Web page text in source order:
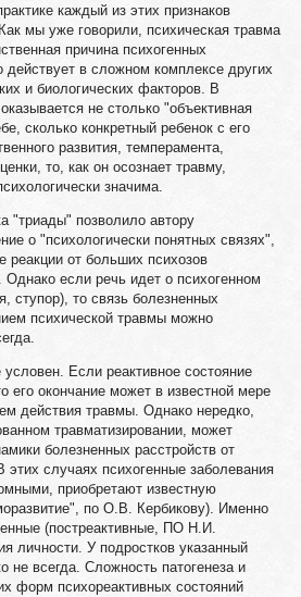
каждый из этих признаков
мы уже говорили, психическая травма
причина психогенных
в сложном комплексе других
и биологических факторов. В
не столько "объективная
сколько конкретный ребенок с его
развития, темперамента,
то, как он осознает травму,
значима.
"триады" позволило автору
о "психологически понятных связях",
реакции от больших психозов
если речь идет о психогенном
ступор), то связь болезненных
психической травмы можно
условен. Если реактивное состояние
его окончание может в известной мере
действия травмы. Однако нередко,
травматизировании, может
болезненных расстройств от
случаях психогенные заболевания
приобретают известную
по О.В. Кербикову). Именно
(постреактивные, ПО Н.И.
личности. У подростков указанный
не всегда. Сложность патогенеза и
форм психореактивных состояний